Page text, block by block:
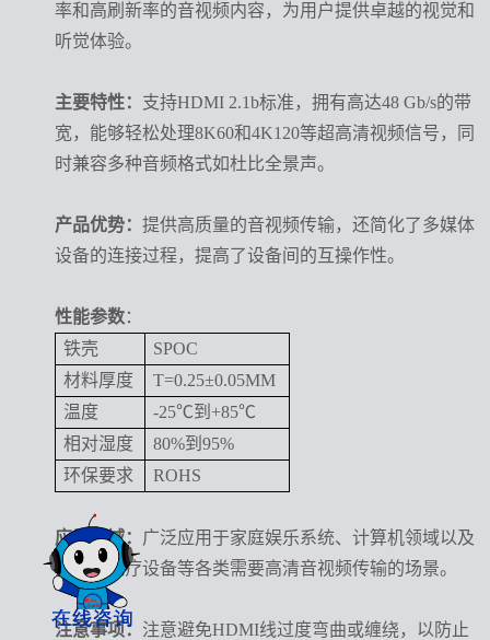
率和高刷新率的音视频内容，为用户提供卓越的视觉和
听觉体验。
主要特性： 支持HDMI 2.1b标准，拥有高达48 Gb/s的带
宽，能够轻松处理8K60和4K120等超高清视频信号，同
时兼容多种音频格式如杜比全景声。
产品优势： 提供高质量的音视频传输，还简化了多媒体
设备的连接过程，提高了设备间的互操作性。
性能参数：
铁壳
SPOC
材料厚度
T=0.25±0.05MM
温度
-25℃到+85℃
相对湿度
80%到95%
环保要求
ROHS
应用领域： 广泛应用于家庭娱乐系统、计算机领域以及
汽车、医疗设备等各类需要高清音视频传输的场景。
注意事项： 注意避免HDMI线过度弯曲或缠绕，以防止